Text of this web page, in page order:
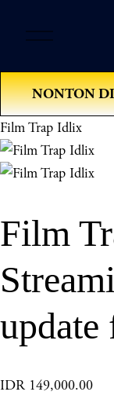
e
n
M
e
n
u
NONTON
Film Trap Idlix
Film
IDR 149,000.00